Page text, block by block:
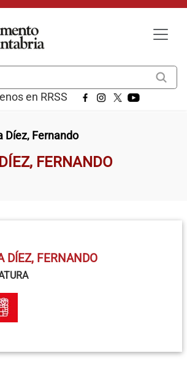
principal
en RRSS
Díez, Fernando
FERNANDO
DÍEZ, FERNANDO